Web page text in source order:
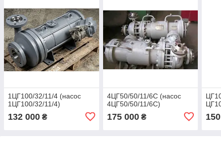
1ЦГ100/32/11/4 (насос
1ЦГ100/32/11/4)
132 000 ₴
4ЦГ50/50/11/6С (насос
4ЦГ50/50/11/6С)
175 000₴